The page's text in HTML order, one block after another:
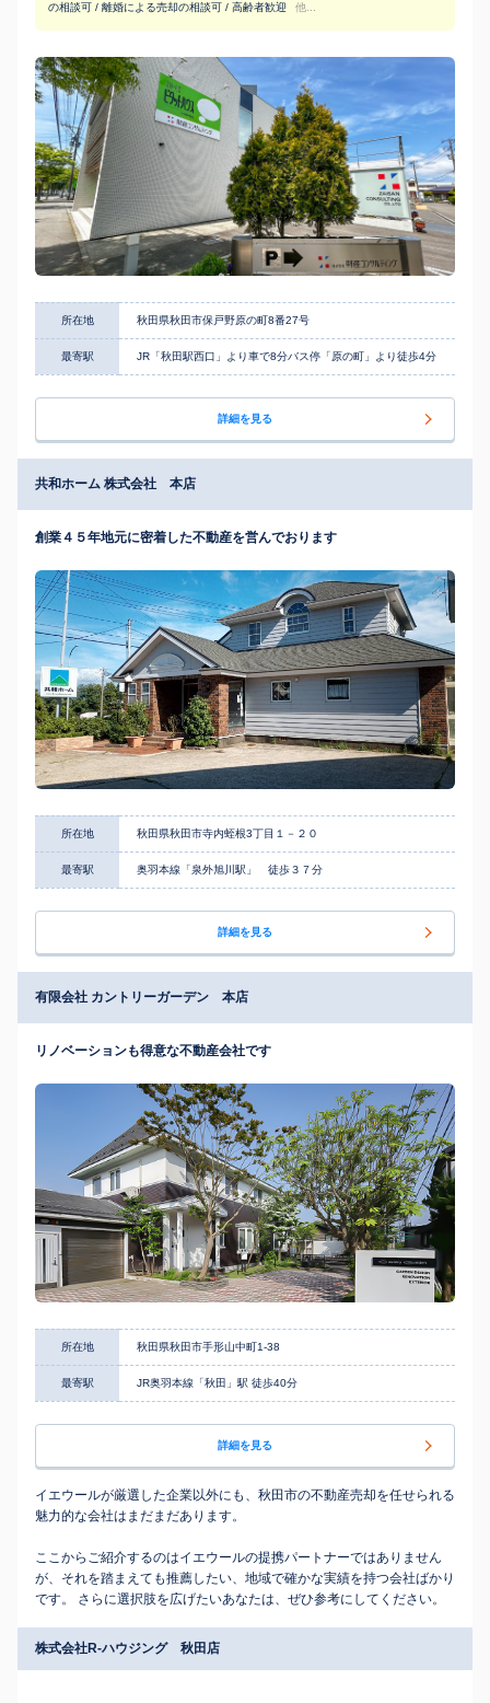
の相談可 / 離婚による売却の相談可 / 高齢者歓迎
他...
所在地 秋田県秋田市保戸野原の町8番27号
最寄駅 JR「秋田駅西口」より車で8分バス停「原の町」より徒歩4分
詳細を見る
共和ホーム 株式会社 本店
創業４５年地元に密着した不動産を営んでおります
所在地 秋田県秋田市寺内蛭根3丁目１－２０
最寄駅 奥羽本線「泉外旭川駅」 徒歩３７分
詳細を見る
有限会社 カントリーガーデン 本店
リノベーションも得意な不動産会社です
所在地 秋田県秋田市手形山中町1-38
最寄駅 JR奥羽本線「秋田」駅 徒歩40分
詳細を見る
イエウールが厳選した企業以外にも、秋田市の不動産売却を任せられる
魅力的な会社はまだまだあります。
ここからご紹介するのはイエウールの提携パートナーではありません
が、それを踏まえても推薦したい、地域で確かな実績を持つ会社ばかり
です。 さらに選択肢を広げたいあなたは、ぜひ参考にしてください。
株式会社R-ハウジング 秋田店